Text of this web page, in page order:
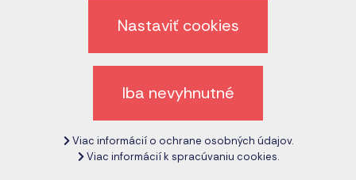
Preto výber správneho konzultanta pre vaše špecifické
potreby vám v konečnom dôsledku vie redukovať časovú
náročnosť a výšku investície, výsledkom čoho bude
úspešná implementácia systémov.
Nastaviť cookies
Iba nevyhnutné
Viac informácií o ochrane osobných údajov.
Viac informácií k spracúvaniu cookies.